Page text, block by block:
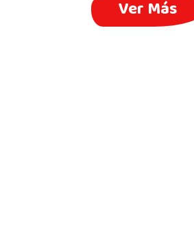
Ver Más